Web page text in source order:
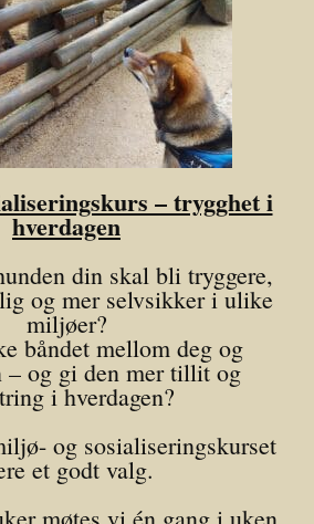
– trygghet i
hverdagen
din skal bli tryggere,
og mer selvsikker i ulike
miljøer?
båndet mellom deg og
– og gi den mer tillit og
i hverdagen?
og sosialiseringskurset
et godt valg.